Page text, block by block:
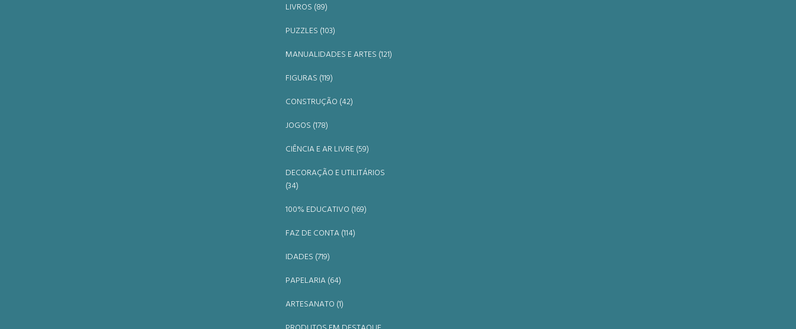
LIVROS (89)
PUZZLES (103)
MANUALIDADES E ARTES (121)
FIGURAS (119)
CONSTRUÇÃO (42)
JOGOS (178)
CIÊNCIA E AR LIVRE (59)
DECORAÇÃO E UTILITÁRIOS
(34)
100% EDUCATIVO (169)
FAZ DE CONTA (114)
IDADES (719)
PAPELARIA (64)
ARTESANATO (1)